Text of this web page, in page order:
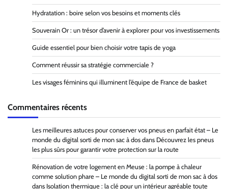
Hydratation : boire selon vos besoins et moments clés
Souverain Or : un trésor d’avenir à explorer pour vos investissements
Guide essentiel pour bien choisir votre tapis de yoga
Comment réussir sa stratégie commerciale ?
Les visages féminins qui illuminent l’équipe de France de basket
Commentaires récents
Les meilleures astuces pour conserver vos pneus en parfait état – Le
monde du digital sorti de mon sac à dos dans Découvrez les pneus
les plus sûrs pour garantir votre protection sur la route
Rénovation de votre logement en Meuse : la pompe à chaleur
comme solution phare – Le monde du digital sorti de mon sac à dos
dans Isolation thermique : la clé pour un intérieur agréable toute